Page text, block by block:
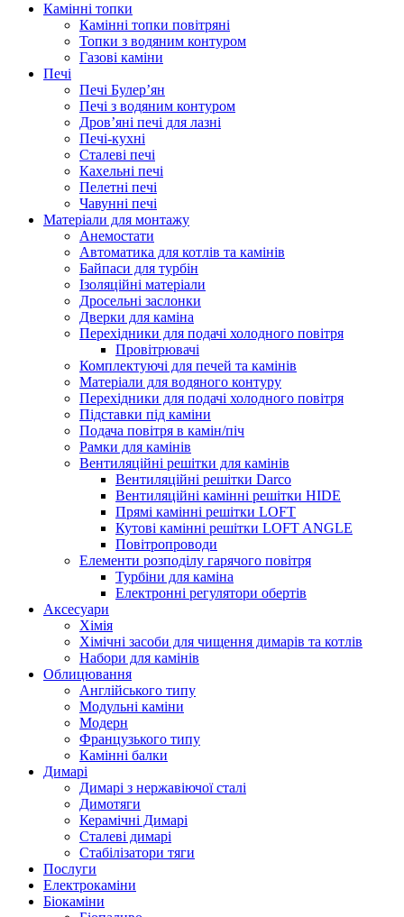
Камінні топки
Камінні топки повітряні
Топки з водяним контуром
Газові каміни
Печі
Печі Булер’ян
Печі з водяним контуром
Дров’яні печі для лазні
Печі-кухні
Сталеві печі
Кахельні печі
Пелетні печі
Чавунні печі
Матеріали для монтажу
Анемостати
Автоматика для котлів та камінів
Байпаси для турбін
Ізоляційні матеріали
Дросельні заслонки
Дверки для каміна
Перехідники для подачі холодного повітря
Провітрювачі
Комплектуючі для печей та камінів
Матеріали для водяного контуру
Перехідники для подачі холодного повітря
Підставки під каміни
Подача повітря в камін/піч
Рамки для камінів
Вентиляційні решітки для камінів
Вентиляційні решітки Darco
Вентиляційні камінні решітки HIDE
Прямі камінні решітки LOFT
Кутові камінні решітки LOFT ANGLE
Повітропроводи
Елементи розподілу гарячого повітря
Турбіни для каміна
Електронні регулятори обертів
Аксесуари
Хімія
Хімічні засоби для чищення димарів та котлів
Набори для камінів
Облицювання
Англійського типу
Модульні каміни
Модерн
Французького типу
Камінні балки
Димарі
Димарі з нержавіючої сталі
Димотяги
Керамічні Димарі
Сталеві димарі
Стабілізатори тяги
Послуги
Електрокаміни
Біокаміни